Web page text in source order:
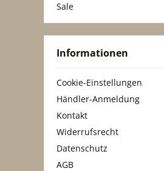
Sale
Informationen
Cookie-Einstellungen
Händler-Anmeldung
Kontakt
Widerrufsrecht
Datenschutz
AGB